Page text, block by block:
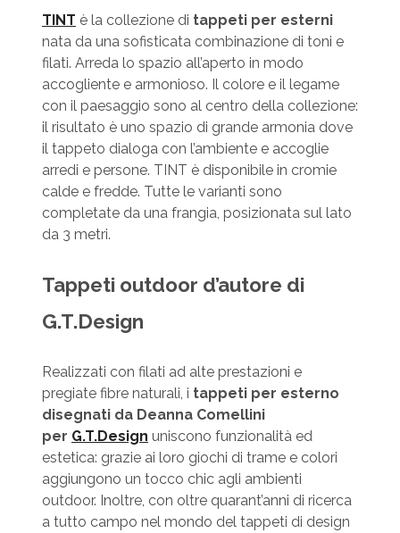
TINT è la collezione di tappeti per esterni
nata da una sofisticata combinazione di toni e
filati. Arreda lo spazio all’aperto in modo
accogliente e armonioso. Il colore e il legame
con il paesaggio sono al centro della collezione:
il risultato è uno spazio di grande armonia dove
il tappeto dialoga con l’ambiente e accoglie
arredi e persone. TINT è disponibile in cromie
calde e fredde. Tutte le varianti sono
completate da una frangia, posizionata sul lato
da 3 metri.
Tappeti outdoor d’autore di
G.T.Design
Realizzati con filati ad alte prestazioni e
pregiate fibre naturali, i tappeti per esterno
disegnati da Deanna Comellini
per G.T.Design uniscono funzionalità ed
estetica: grazie ai loro giochi di trame e colori
aggiungono un tocco chic agli ambienti
outdoor. Inoltre, con oltre quarant’anni di ricerca
a tutto campo nel mondo del tappeti di design